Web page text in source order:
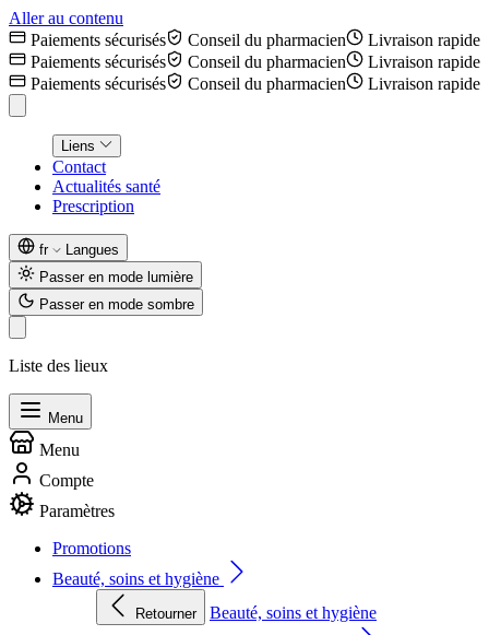
Aller au contenu
Paiements sécurisés
Conseil du pharmacien
Livraison rapide
Paiements sécurisés
Conseil du pharmacien
Livraison rapide
Paiements sécurisés
Conseil du pharmacien Livraison rapide
Liens
Contact
Actualités santé
Prescription
fr
Langues
Passer en mode lumière
Passer en mode sombre
Liste des lieux
Menu
Menu
Compte
Paramètres
Promotions
Beauté, soins et hygiène
Retourner
Beauté, soins et hygiène